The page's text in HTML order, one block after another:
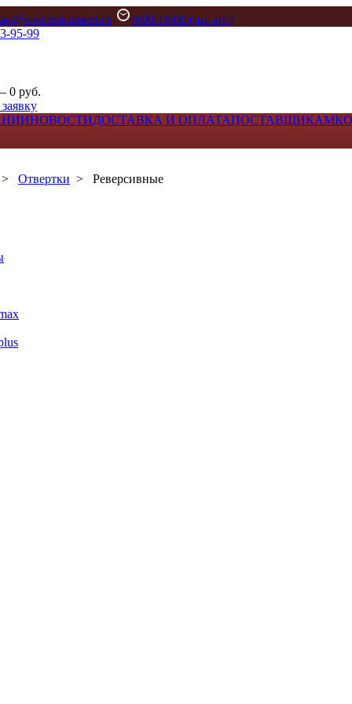
9:00-18:00 (пн.-пт.)
95-99
0 руб.
НОВОСТИДОСТАВКА И ОПЛАТАПОСТАВЩИКАМ
> Отвертки > Реверсивные